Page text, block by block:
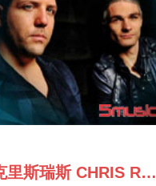
克里斯瑞斯 CHRIS REECE